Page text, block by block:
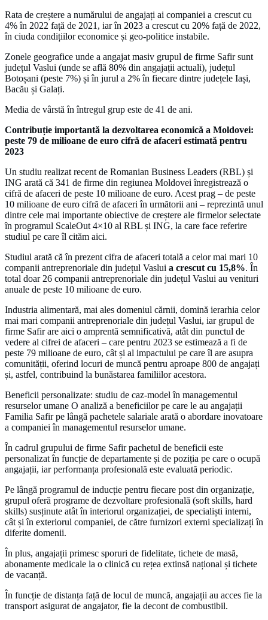
Rata de creștere a numărului de angajați ai companiei a crescut cu
4% în 2022 față de 2021, iar în 2023 a crescut cu 20% față de 2022,
în ciuda condițiilor economice și geo-politice instabile.
Zonele geografice unde a angajat masiv grupul de firme Safir sunt
județul Vaslui (unde se află 80% din angajații actuali), județul
Botoșani (peste 7%) și în jurul a 2% în fiecare dintre județele Iași,
Bacău și Galați.
Media de vârstă în întregul grup este de 41 de ani.
Contribuție importantă la dezvoltarea economică a Moldovei:
peste 79 de milioane de euro cifră de afaceri estimată pentru
2023
Un studiu realizat recent de Romanian Business Leaders (RBL) și
ING arată că 341 de firme din regiunea Moldovei înregistrează o
cifră de afaceri de peste 10 milioane de euro. Acest prag – de peste
10 milioane de euro cifră de afaceri în următorii ani – reprezintă unul
dintre cele mai importante obiective de creștere ale firmelor selectate
în programul ScaleOut 4×10 al RBL și ING, la care face referire
studiul pe care îl cităm aici.
Studiul arată că în prezent cifra de afaceri totală a celor mai mari 10
companii antreprenoriale din județul Vaslui a crescut cu 15,8%. În
total doar 26 companii antreprenoriale din județul Vaslui au venituri
anuale de peste 10 milioane de euro.
Industria alimentară, mai ales domeniul cărnii, domină ierarhia celor
mai mari companii antreprenoriale din județul Vaslui, iar grupul de
firme Safir are aici o amprentă semnificativă, atât din punctul de
vedere al cifrei de afaceri – care pentru 2023 se estimează a fi de
peste 79 milioane de euro, cât și al impactului pe care îl are asupra
comunității, oferind locuri de muncă pentru aproape 800 de angajați
și, astfel, contribuind la bunăstarea familiilor acestora.
Beneficii personalizate: studiu de caz-model în managementul
resurselor umane O analiză a beneficiilor pe care le au angajații
Familia Safir pe lângă pachetele salariale arată o abordare inovatoare
a companiei în managementul resurselor umane.
În cadrul grupului de firme Safir pachetul de beneficii este
personalizat în funcție de departamente și de poziția pe care o ocupă
angajații, iar performanța profesională este evaluată periodic.
Pe lângă programul de inducție pentru fiecare post din organizație,
grupul oferă programe de dezvoltare profesională (soft skills, hard
skills) susținute atât în interiorul organizației, de specialiști interni,
cât și în exteriorul companiei, de către furnizori externi specializați în
diferite domenii.
În plus, angajații primesc sporuri de fidelitate, tichete de masă,
abonamente medicale la o clinică cu rețea extinsă național și tichete
de vacanță.
În funcție de distanța față de locul de muncă, angajații au acces fie la
transport asigurat de angajator, fie la decont de combustibil.